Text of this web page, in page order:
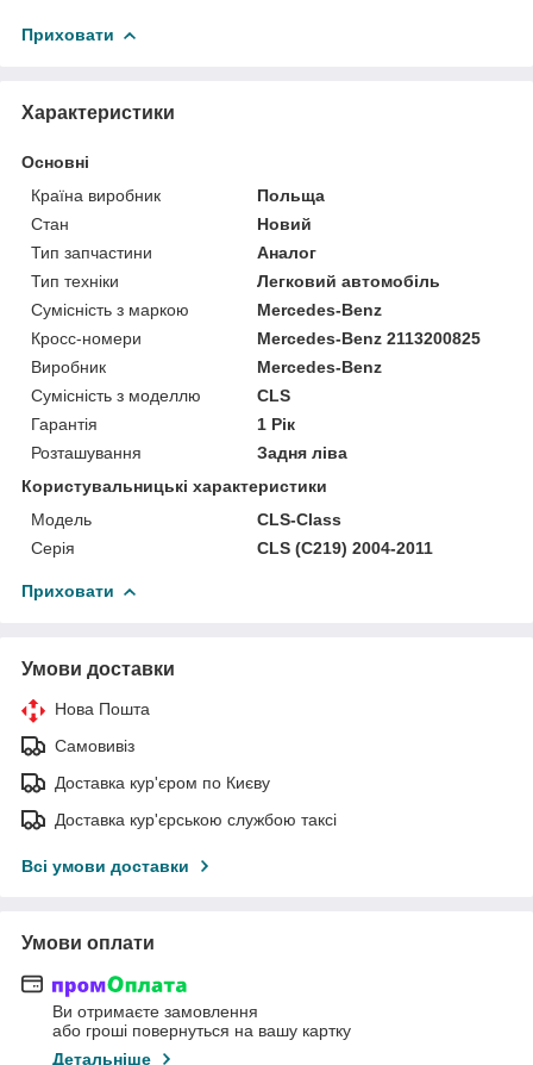
Приховати
Характеристики
Основні
Країна виробник
Польща
Стан
Новий
Тип запчастини
Аналог
Тип техніки
Легковий автомобіль
Сумісність з маркою
Mercedes-Benz
Кросс-номери
Mercedes-Benz 2113200825
Виробник
Mercedes-Benz
Сумісність з моделлю
CLS
Гарантія
1 Рік
Розташування
Задня ліва
Користувальницькі характеристики
Модель
CLS-Class
Серія
CLS (C219) 2004-2011
Приховати
Умови доставки
Нова Пошта
Самовивіз
Доставка кур'єром по Києву
Доставка кур'єрською службою таксі
Всі умови доставки
Умови оплати
Ви отримаєте замовлення
або гроші повернуться на вашу картку
Детальніше